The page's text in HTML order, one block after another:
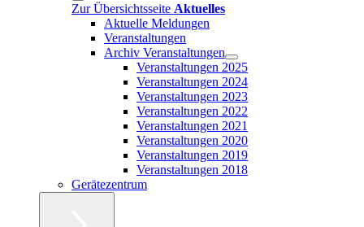
Zur Übersichtsseite Aktuelles
Aktuelle Meldungen
Veranstaltungen
Archiv Veranstaltungen
Veranstaltungen 2025
Veranstaltungen 2024
Veranstaltungen 2023
Veranstaltungen 2022
Veranstaltungen 2021
Veranstaltungen 2020
Veranstaltungen 2019
Veranstaltungen 2018
Gerätezentrum